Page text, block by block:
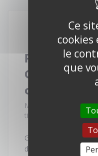
Focus
Comment
crédit
MAD86
titre des Services à la
Grâce à cet
d'assistance
Ce
cookies
le
que